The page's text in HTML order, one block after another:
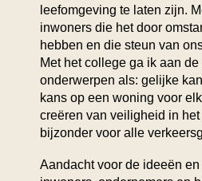
leefomgeving te laten zijn.
inwoners die het door
hebben en die steun van
Met het college ga ik aan
onderwerpen als: gelijke
kans op een woning voor
creëren van veiligheid in het
bijzonder voor alle
Aandacht voor de ideeën